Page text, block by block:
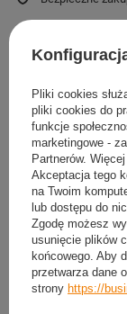
Bramki
Pliki cookies
pliki cookies do
funkcje
marketingowe -
Partnerów.
Akceptacja tego
na Twoim
lub dostępu do
Zgodę możesz
usunięcie plików
końcowego. Aby
przetwarza dane
strony https://